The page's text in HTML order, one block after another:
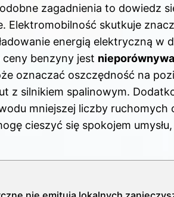
zagadnienia to dowiedz
. Elektromobilność skutkuje
energią elektryczną w
benzyny jest
oznaczać oszczędność na
z silnikiem spalinowym.
mniejszej liczby
cieszyć się spokojem